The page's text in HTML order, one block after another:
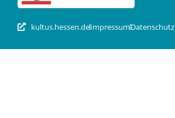
kultus.hessen.deImpressumDatenschutz